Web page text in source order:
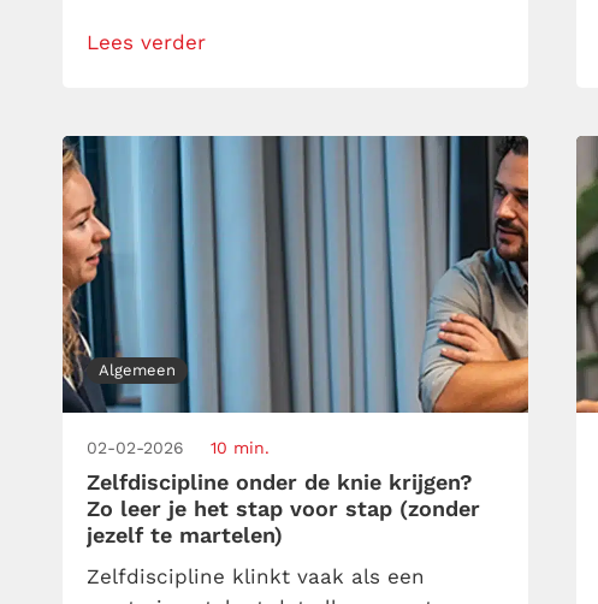
wacht even. Is dat echt egoïsme? Of
Lees verder
Algemeen
02-02-2026 10 min.
Zelfdiscipline onder de knie krijgen?
Zo leer je het stap voor stap (zonder
jezelf te martelen)
Zelfdiscipline klinkt vaak als een